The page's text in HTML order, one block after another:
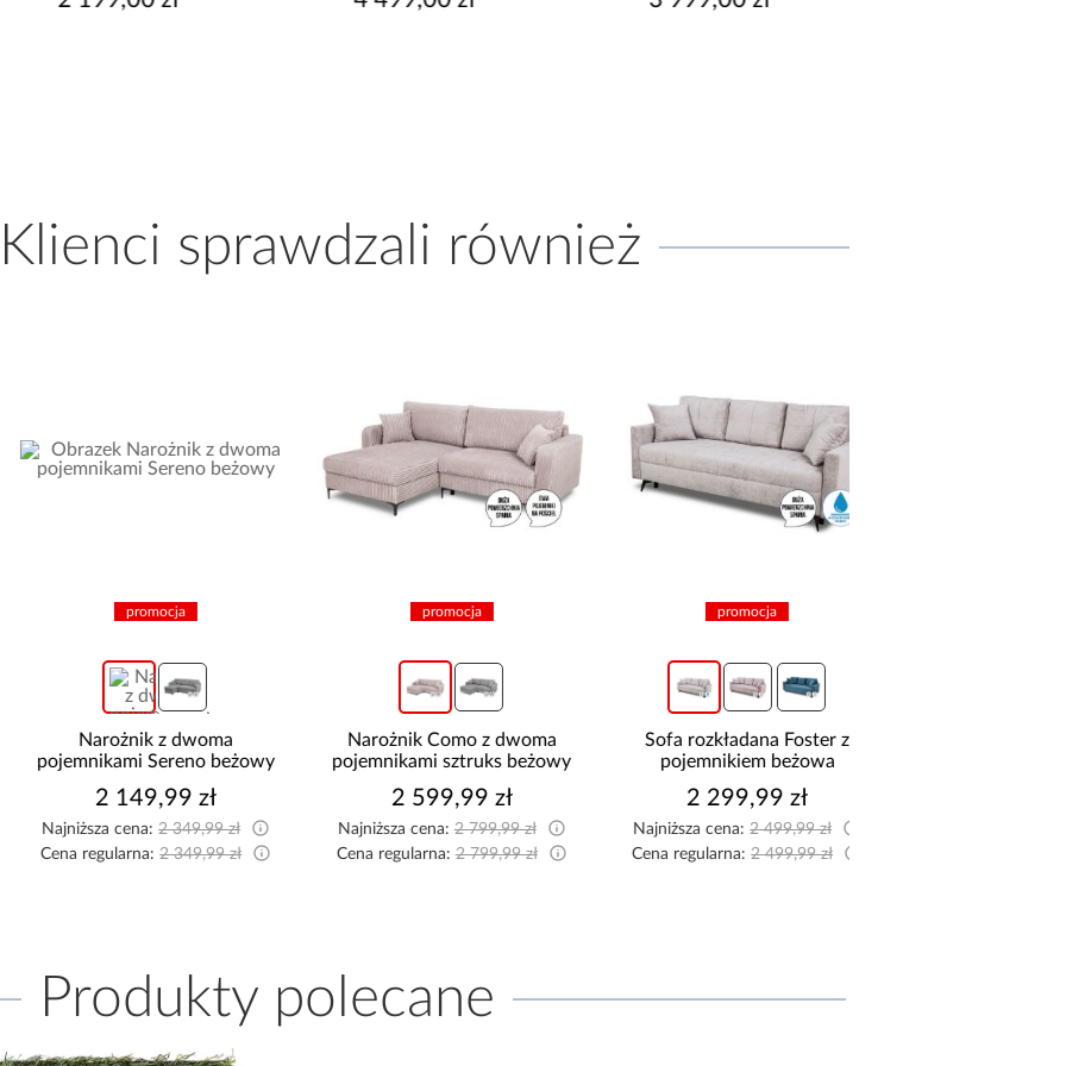
sprawdzali również
promocja
Narożnik z dwoma
pojemnikami Sereno beżowy
2 149,99 zł
Najniższa cena:2 349,99 zł
Cena regularna:2 349,99 zł
promocja
Narożnik Como z dwoma
pojemnikami sztruks beżowy
2 599,99 zł
Najniższa cena:2 799,99 zł
Cena regularna:2 799,99 zł
promocja
Sofa rozkładana Foster z
pojemnikiem beżowa
2 299,99 zł
Najniższa cena:2 499,99 zł
Cena regularna:2 499,99 zł
Produkty polecane